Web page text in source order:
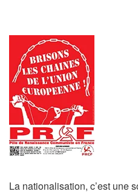
La nationalisation, c’est une